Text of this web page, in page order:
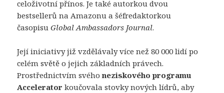
celoživotní přínos. Je také autorkou dvou
bestsellerů na Amazonu a šéfredaktorkou
časopisuGlobal Ambassadors Journal.
Její iniciativy již vzdělávaly více než 80 000 lidí po
celém světě o jejich základních právech.
Prostřednictvím svéhoneziskového programu
Accelerator koučovala stovky nových lídrů, aby